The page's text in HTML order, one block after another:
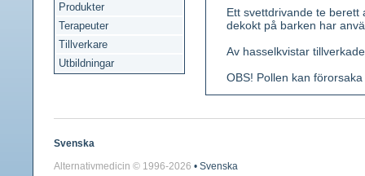
Produkter
Terapeuter
Tillverkare
Utbildningar
Ett svettdrivande te
dekokt på barken har
Av hasselkvistar
OBS! Pollen kan
exemplar på skyddade
tillspetsade, grovt
Svenska
Alternativmedicin © 1996-2026 • Svenska